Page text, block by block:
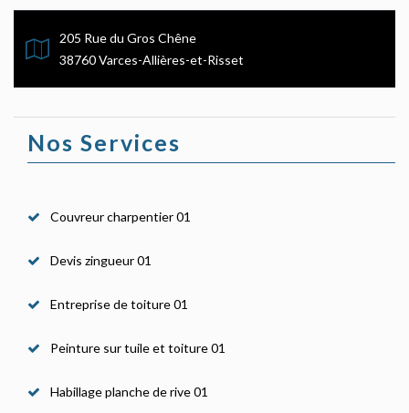
205 Rue du Gros Chêne
38760 Varces-Allières-et-Risset
Nos Services
Couvreur charpentier 01
Devis zingueur 01
Entreprise de toiture 01
Peinture sur tuile et toiture 01
Habillage planche de rive 01